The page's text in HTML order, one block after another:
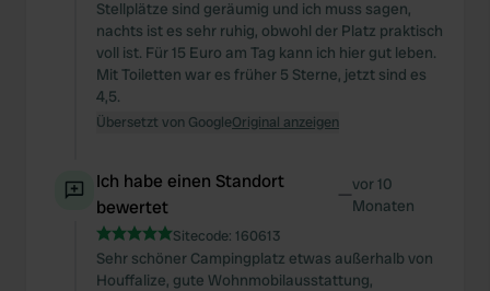
Stellplätze sind geräumig und ich muss sagen,
nachts ist es sehr ruhig, obwohl der Platz praktisch
voll ist. Für 15 Euro am Tag kann ich hier gut leben.
Mit Toiletten war es früher 5 Sterne, jetzt sind es
4,5.
Übersetzt von GoogleOriginal anzeigen
Ich habe einen Standort
bewertet
—vor 10
Monaten
Sitecode: 160613
Sehr schöner Campingplatz etwas außerhalb von
Houffalize, gute Wohnmobilausstattung,